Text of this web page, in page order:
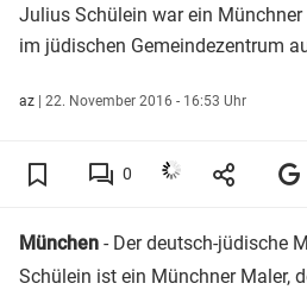
Julius Schülein war ein Münchner
im jüdischen Gemeindezentrum
az | 22. November 2016 - 16:53 Uhr
0
München - Der deutsch-jüdische
Schülein ist ein Münchner Maler,